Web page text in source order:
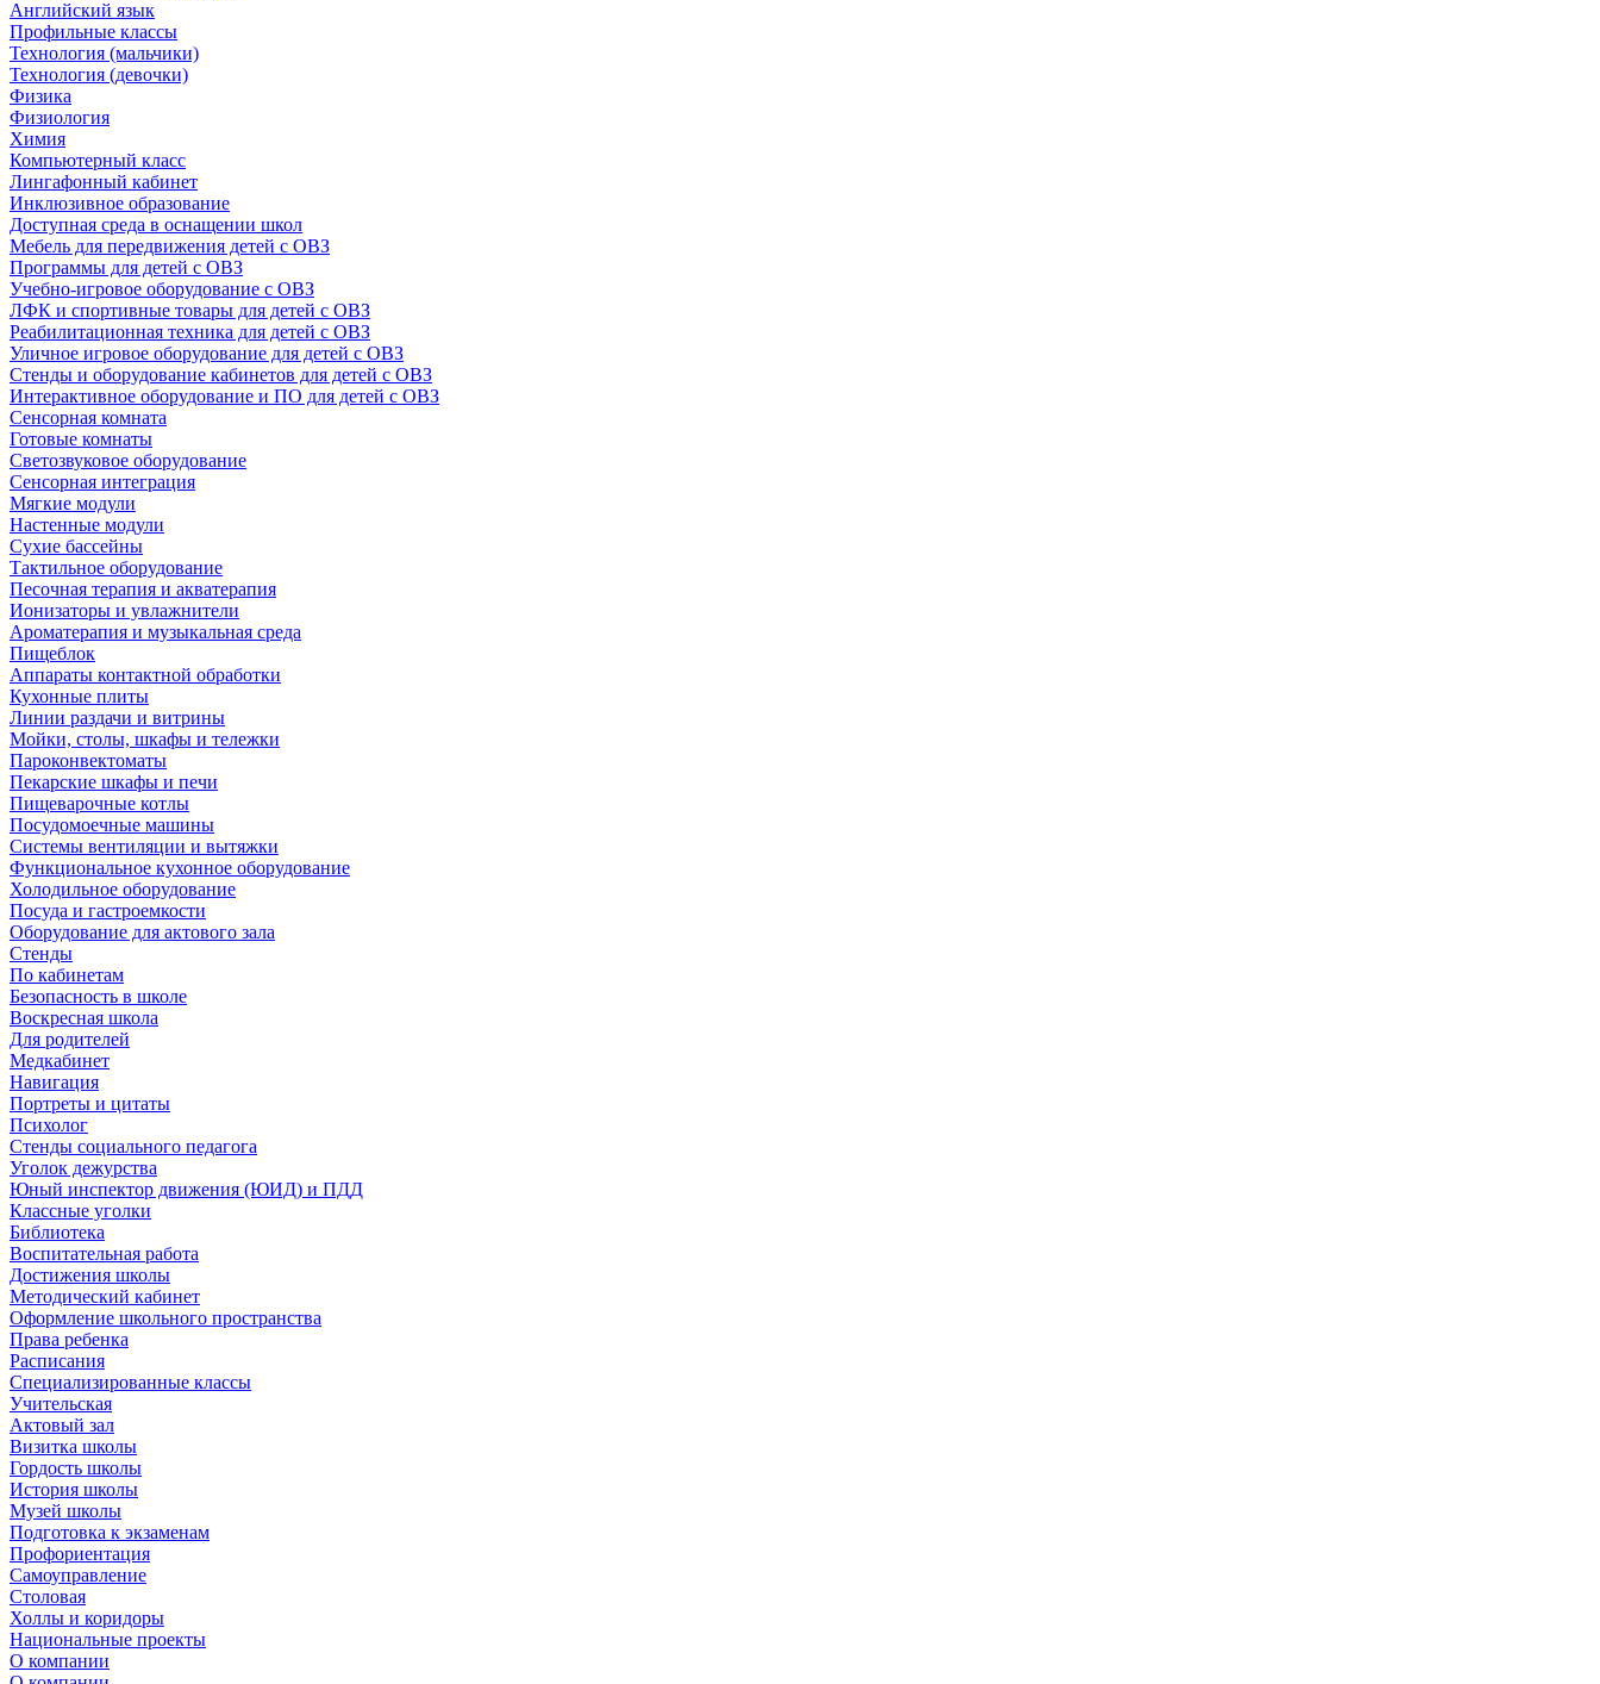
Английский язык
Профильные классы
Технология (мальчики)
Технология (девочки)
Физика
Физиология
Химия
Компьютерный класс
Лингафонный кабинет
Инклюзивное образование
Доступная среда в оснащении школ
Мебель для передвижения детей с ОВЗ
Программы для детей с ОВЗ
Учебно-игровое оборудование с ОВЗ
ЛФК и спортивные товары для детей с ОВЗ
Реабилитационная техника для детей с ОВЗ
Уличное игровое оборудование для детей с ОВЗ
Стенды и оборудование кабинетов для детей с ОВЗ
Интерактивное оборудование и ПО для детей с ОВЗ
Сенсорная комната
Готовые комнаты
Светозвуковое оборудование
Сенсорная интеграция
Мягкие модули
Настенные модули
Сухие бассейны
Тактильное оборудование
Песочная терапия и акватерапия
Ионизаторы и увлажнители
Ароматерапия и музыкальная среда
Пищеблок
Аппараты контактной обработки
Кухонные плиты
Линии раздачи и витрины
Мойки, столы, шкафы и тележки
Пароконвектоматы
Пекарские шкафы и печи
Пищеварочные котлы
Посудомоечные машины
Системы вентиляции и вытяжки
Функциональное кухонное оборудование
Холодильное оборудование
Посуда и гастроемкости
Оборудование для актового зала
Стенды
По кабинетам
Безопасность в школе
Воскресная школа
Для родителей
Медкабинет
Навигация
Портреты и цитаты
Психолог
Стенды социального педагога
Уголок дежурства
Юный инспектор движения (ЮИД) и ПДД
Классные уголки
Библиотека
Воспитательная работа
Достижения школы
Методический кабинет
Оформление школьного пространства
Права ребенка
Расписания
Специализированные классы
Учительская
Актовый зал
Визитка школы
Гордость школы
История школы
Музей школы
Подготовка к экзаменам
Профориентация
Самоуправление
Столовая
Холлы и коридоры
Национальные проекты
О компании